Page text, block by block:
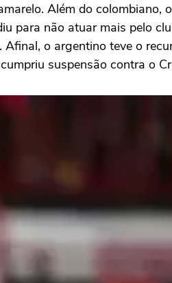
Além do colombiano,
para não atuar mais pelo
o argentino teve o
suspensão contra o